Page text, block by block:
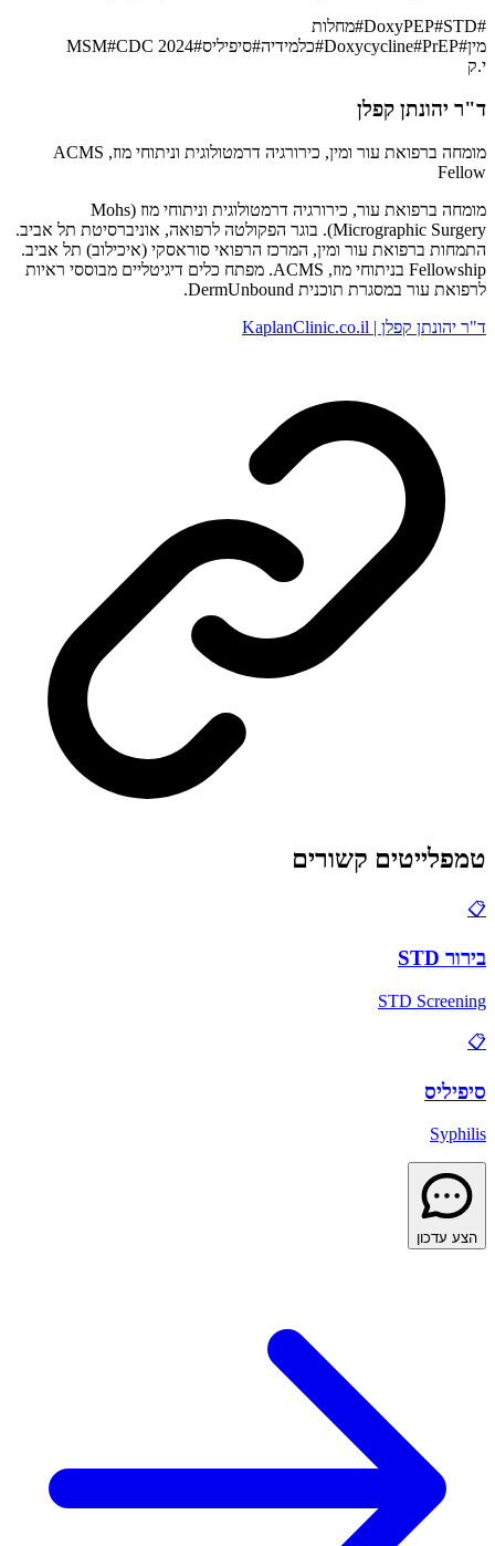
#
DoxyPEP#STD
#מחלות
מין#
Doxycycline#PrEP
#כלמידיה#סיפיליס#
MSM#CDC 2024
י.ק
ד"ר יהונתן קפלן
מומחה ברפואת עור ומין, כירורגיה דרמטולוגית וניתוחי מוז, ACMS
Fellow
מומחה ברפואת עור, כירורגיה דרמטולוגית וניתוחי מוז (Mohs
Micrographic Surgery). בוגר הפקולטה לרפואה, אוניברסיטת תל אביב.
התמחות ברפואת עור ומין, המרכז הרפואי סוראסקי (איכילוב) תל אביב.
Fellowship בניתוחי מוז, ACMS. מפתח כלים דיגיטליים מבוססי ראיות
לרפואת עור במסגרת תוכנית DermUnbound.
ד"ר יהונתן קפלן | KaplanClinic.co.il
טמפלייטים קשורים
📋
בירור STD
STD Screening
📋
סיפיליס
Syphilis
הצע עדכון